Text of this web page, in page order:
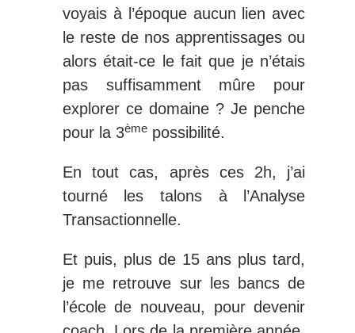
voyais à l’époque aucun lien avec
le reste de nos apprentissages ou
alors était-ce le fait que je n’étais
pas suffisamment mûre pour
explorer ce domaine ? Je penche
pour la 3èmepossibilité.
En tout cas, après ces 2h, j’ai
tourné les talons à l’Analyse
Transactionnelle.
Et puis, plus de 15 ans plus tard,
je me retrouve sur les bancs de
l’école de nouveau, pour devenir